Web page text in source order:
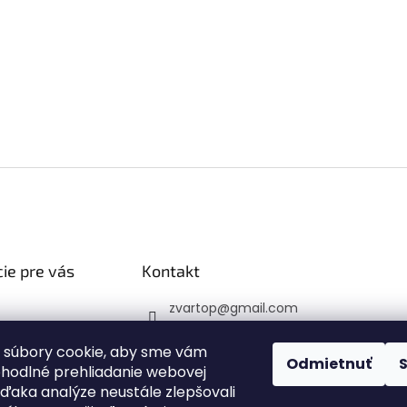
cookie, aby sme vám
prehliadanie webovej
analýze neustále zlepšovali
Odmietnuť
pre vás
platba
podmienky
ochrany
Kontakt
zvartop@gmail.com
Sledujte nás na Faceb
ooku